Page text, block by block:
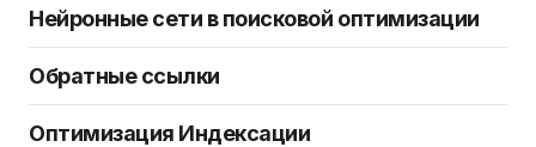
Нейронные сети в поисковой оптимизации
Обратные ссылки
Оптимизация Индексации